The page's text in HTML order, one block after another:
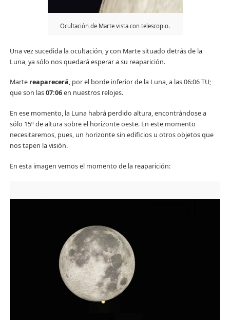
Ocultación de Marte vista con telescopio.
Una vez sucedida la ocultación, y con Marte situado detrás de la
Luna, ya sólo nos quedará esperar a su reaparición.
Marte reaparecerá, por el borde inferior de la Luna, a las 06:06 TU;
que son las07:06en nuestros relojes.
En ese momento, la Luna habrá perdido altura, encontrándose a
sólo 15º de altura sobre el horizonte oeste. En este momento
necesitaremos, pues, un horizonte sin edificios u otros objetos que
nos tapen la visión.
En esta imagen vemos el momento de la reaparición: